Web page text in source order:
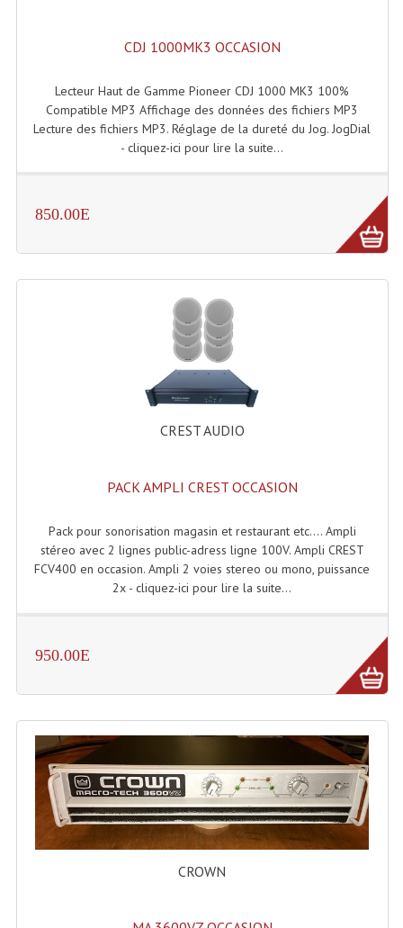
Disque LD (30 Cm.)
TARIF ET CATALOGUE DE LOCATION
LISTE DU MATERIEL D'OCCASION
PLAN ACCES, LES HORAIRES
CDJ 1000MK3 OCCASION
Lecteur Haut de Gamme Pioneer CDJ 1000 MK3 100%
Compatible MP3 Affichage des données des fichiers MP3
Lecture des fichiers MP3. Réglage de la dureté du Jog. JogDial
- cliquez-ici pour lire la suite...
850.00E
CREST AUDIO
PACK AMPLI CREST OCCASION
Pack pour sonorisation magasin et restaurant etc.... Ampli
stéreo avec 2 lignes public-adress ligne 100V. Ampli CREST
FCV400 en occasion. Ampli 2 voies stereo ou mono, puissance
2x - cliquez-ici pour lire la suite...
950.00E
CROWN